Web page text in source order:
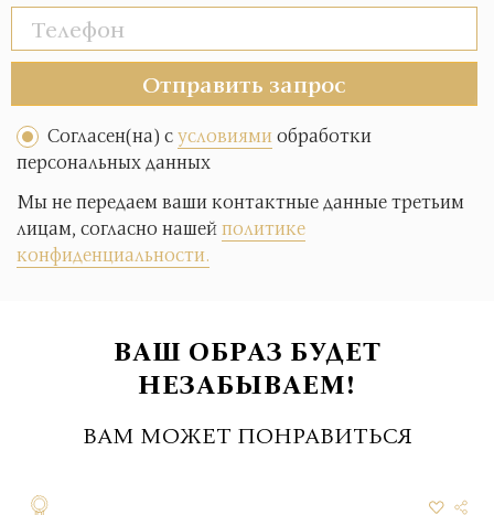
Отправить запрос
Согласен(на) сусловиямиобработки
персональных данных
Мы не передаем ваши контактные данные третьим
лицам, согласно нашейполитике
конфиденциальности.
ВАШ ОБРАЗ БУДЕТ
НЕЗАБЫВАЕМ!
ВАМ МОЖЕТ ПОНРАВИТЬСЯ